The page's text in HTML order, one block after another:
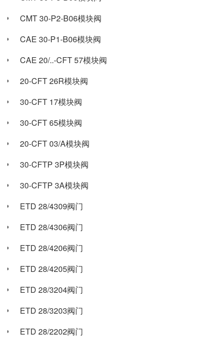
CMT 30-P2-B06模块阀
CAE 30-P1-B06模块阀
CAE 20/..-CFT 57模块阀
20-CFT 26R模块阀
30-CFT 17模块阀
30-CFT 65模块阀
20-CFT 03/A模块阀
30-CFTP 3P模块阀
30-CFTP 3A模块阀
ETD 28/4309阀门
ETD 28/4306阀门
ETD 28/4206阀门
ETD 28/4205阀门
ETD 28/3204阀门
ETD 28/3203阀门
ETD 28/2202阀门